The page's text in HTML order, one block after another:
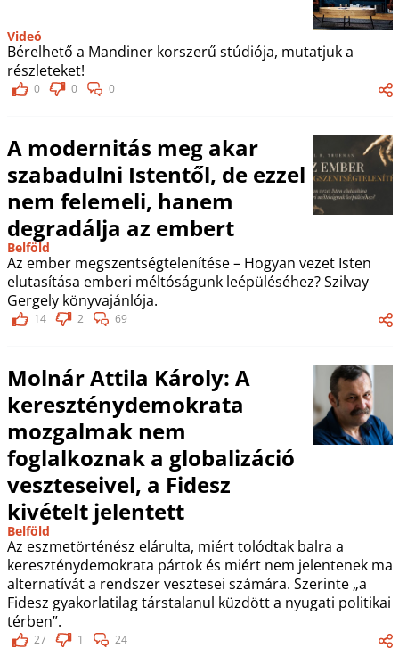
Videó
Bérelhető a Mandiner korszerű stúdiója, mutatjuk a
részleteket!
0 0 0
A modernitás meg akar
szabadulni Istentől, de ezzel
nem felemeli, hanem
degradálja az embert
Belföld
Az ember megszentségtelenítése – Hogyan vezet Isten
elutasítása emberi méltóságunk leépüléséhez? Szilvay
Gergely könyvajánlója.
14 2 69
Molnár Attila Károly: A
kereszténydemokrata
mozgalmak nem
foglalkoznak a globalizáció
veszteseivel, a Fidesz
kivételt jelentett
Belföld
Az eszmetörténész elárulta, miért tolódtak balra a
kereszténydemokrata pártok és miért nem jelentenek ma
alternatívát a rendszer vesztesei számára. Szerinte „a
Fidesz gyakorlatilag társtalanul küzdött a nyugati politikai
térben”.
27 1 24